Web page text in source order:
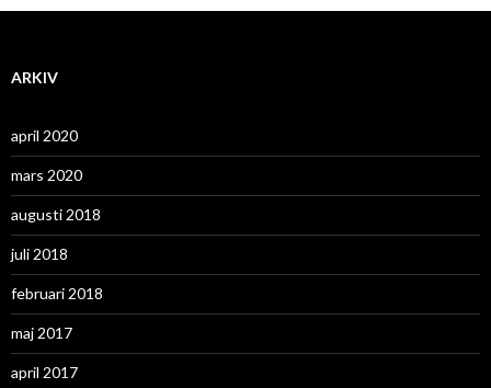
ARKIV
april 2020
mars 2020
augusti 2018
juli 2018
februari 2018
maj 2017
april 2017